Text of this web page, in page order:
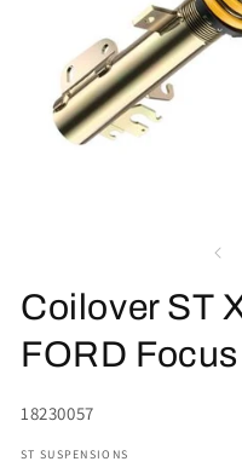
una
ventana
modal
Coilover ST
FORD
SKU:
18230057
ST SUSPENSIONS